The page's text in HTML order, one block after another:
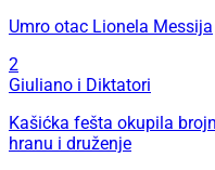
Umro otac Lionela Messija
2
Giuliano i Diktatori
Kašićka fešta okupila
hranu i druženje